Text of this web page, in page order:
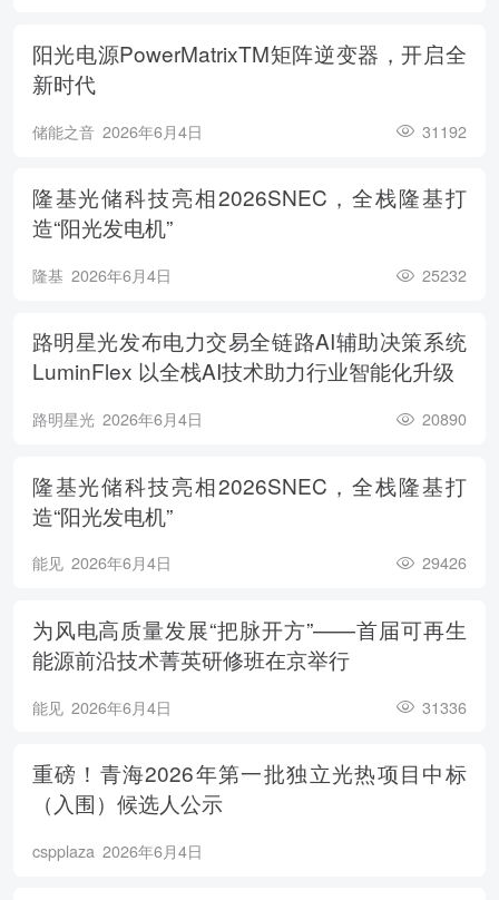
阳光电源PowerMatrixTM矩阵逆变器，开启全
新时代
储能之音 2026年6月4日 31192
隆基光储科技亮相2026SNEC，全栈隆基打
造“阳光发电机”
隆基 2026年6月4日 25232
路明星光发布电力交易全链路AI辅助决策系统
LuminFlex 以全栈AI技术助力行业智能化升级
路明星光 2026年6月4日 20890
隆基光储科技亮相2026SNEC，全栈隆基打
造“阳光发电机”
能见 2026年6月4日 29426
为风电高质量发展“把脉开方”——首届可再生
能源前沿技术菁英研修班在京举行
能见 2026年6月4日 31336
重磅！青海2026年第一批独立光热项目中标
（入围）候选人公示
cspplaza 2026年6月4日